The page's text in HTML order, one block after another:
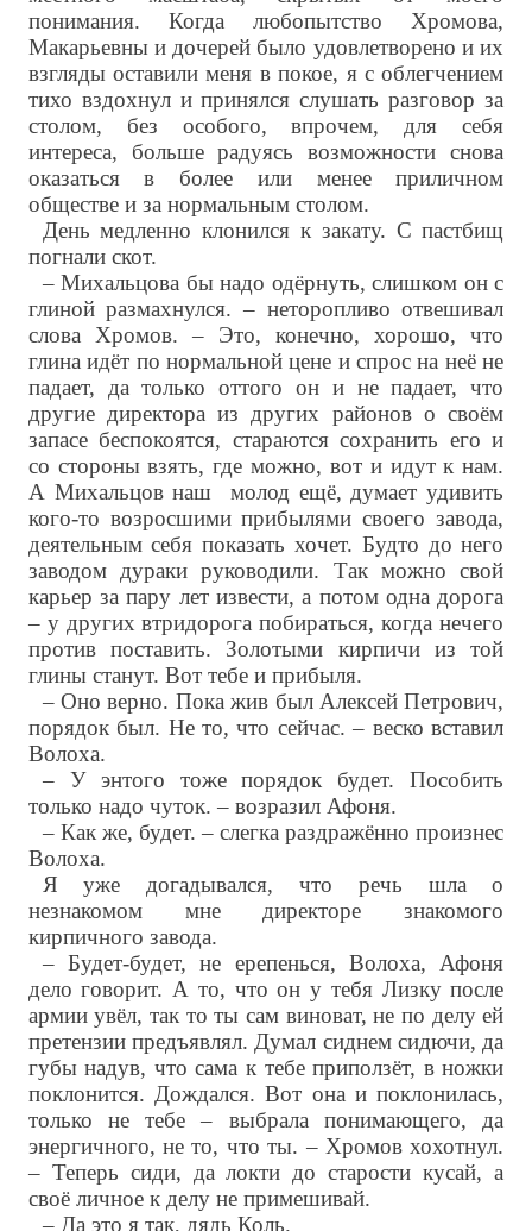
понимания. Когда любопытство Хромова,
Макарьевны и дочерей было удовлетворено и их
взгляды оставили меня в покое, я с облегчением
тихо вздохнул и принялся слушать разговор за
столом, без особого, впрочем, для себя
интереса, больше радуясь возможности снова
оказаться в более или менее приличном
обществе и за нормальным столом.
День медленно клонился к закату. С пастбищ
погнали скот.
– Михальцова бы надо одёрнуть, слишком он с
глиной размахнулся. – неторопливо отвешивал
слова Хромов. – Это, конечно, хорошо, что
глина идёт по нормальной цене и спрос на неё не
падает, да только оттого он и не падает, что
другие директора из других районов о своём
запасе беспокоятся, стараются сохранить его и
со стороны взять, где можно, вот и идут к нам.
А Михальцов наш молод ещё, думает удивить
кого-то возросшими прибылями своего завода,
деятельным себя показать хочет. Будто до него
заводом дураки руководили. Так можно свой
карьер за пару лет извести, а потом одна дорога
– у других втридорога побираться, когда нечего
против поставить. Золотыми кирпичи из той
глины станут. Вот тебе и прибыля.
– Оно верно. Пока жив был Алексей Петрович,
порядок был. Не то, что сейчас. – веско вставил
Волоха.
– У энтого тоже порядок будет. Пособить
только надо чуток. – возразил Афоня.
– Как же, будет. – слегка раздражённо произнес
Волоха.
Я уже догадывался, что речь шла о
незнакомом мне директоре знакомого
кирпичного завода.
– Будет-будет, не ерепенься, Волоха, Афоня
дело говорит. А то, что он у тебя Лизку после
армии увёл, так то ты сам виноват, не по делу ей
претензии предъявлял. Думал сиднем сидючи, да
губы надув, что сама к тебе приползёт, в ножки
поклонится. Дождался. Вот она и поклонилась,
только не тебе – выбрала понимающего, да
энергичного, не то, что ты. – Хромов хохотнул.
– Теперь сиди, да локти до старости кусай, а
своё личное к делу не примешивай.
– Да это я так, дядь Коль.